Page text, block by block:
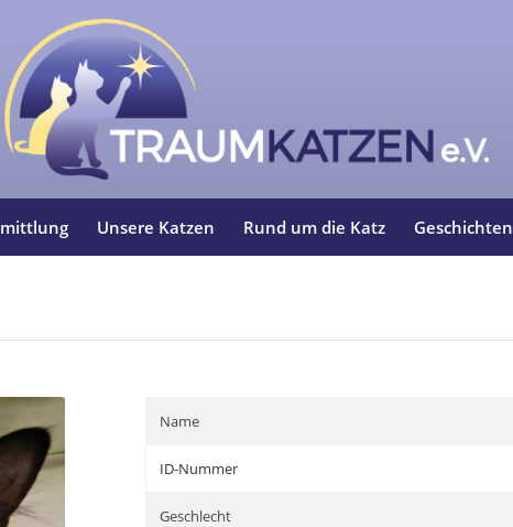
Unsere Katzen Rund um die Katz Geschichten
Name
ID-Nummer
Geschlecht